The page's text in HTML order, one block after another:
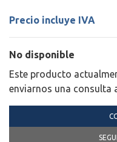
Precio incluye IVA
No disponible
Este producto
enviarnos una consulta